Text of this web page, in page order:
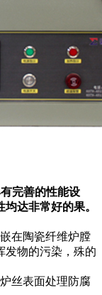
完善的性能设
达非常好的果。
在陶瓷纤维炉膛
发物的污染，殊的
丝表面处理防腐